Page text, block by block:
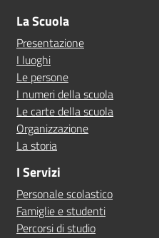
La Scuola
Presentazione
I luoghi
Le persone
I numeri della scuola
Le carte della scuola
Organizzazione
La storia
I Servizi
Personale scolastico
Famiglie e studenti
Percorsi di studio